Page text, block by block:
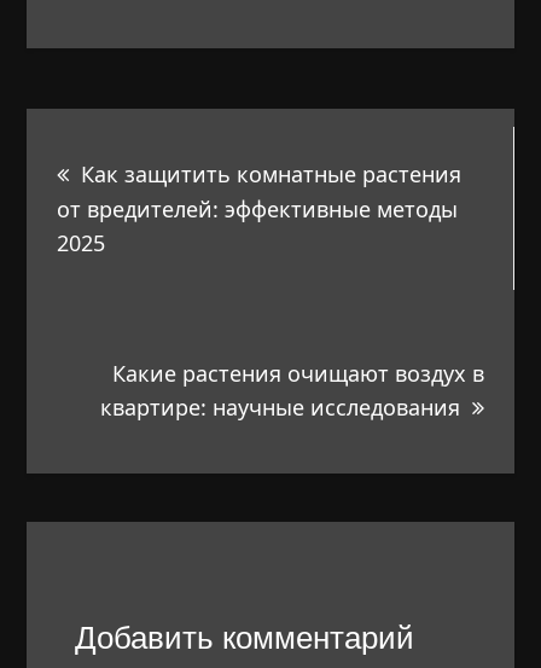
по
записям
Как защитить комнатные растения
от вредителей: эффективные методы
2025
Какие растения очищают воздух в
квартире: научные исследования
Добавить комментарий